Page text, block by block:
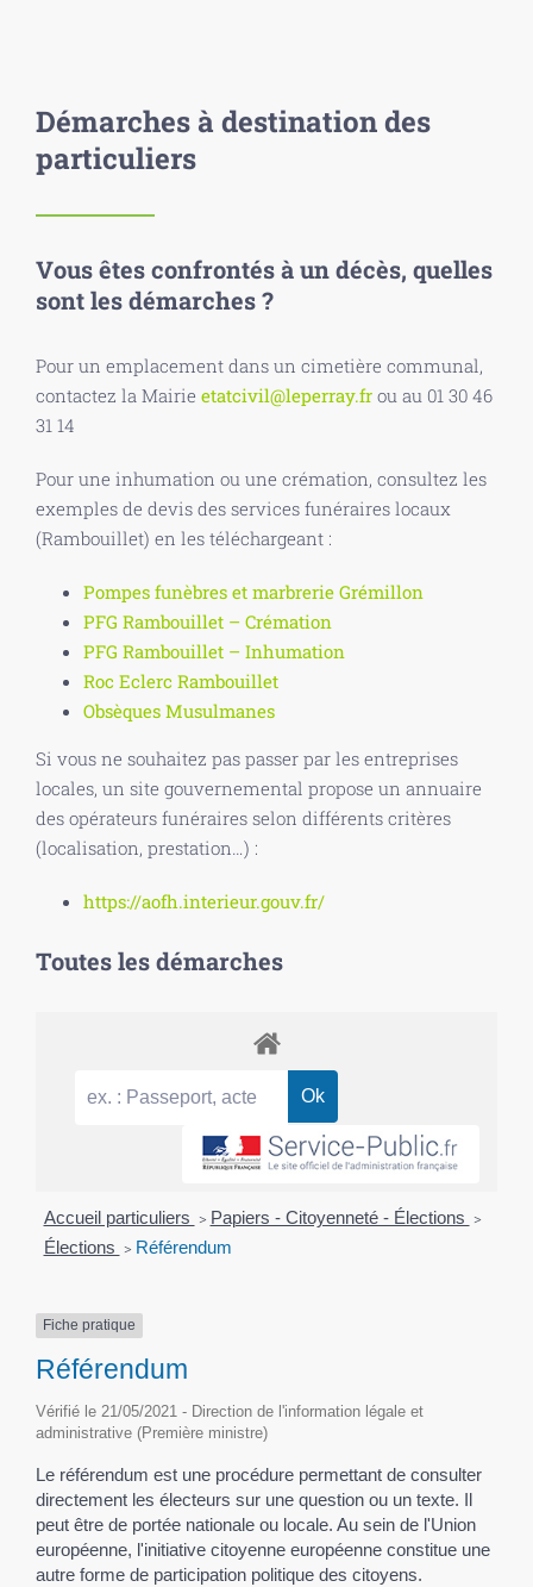
Démarches à destination des
particuliers
Vous êtes confrontés à un décès, quelles
sont les démarches ?
Pour un emplacement dans un cimetière communal,
contactez la Mairie etatcivil@leperray.fr ou au 01 30 46
31 14
Pour une inhumation ou une crémation, consultez les
exemples de devis des services funéraires locaux
(Rambouillet) en les téléchargeant :
Pompes funèbres et marbrerie Grémillon
PFG Rambouillet – Crémation
PFG Rambouillet – Inhumation
Roc Eclerc Rambouillet
Obsèques Musulmanes
Si vous ne souhaitez pas passer par les entreprises
locales, un site gouvernemental propose un annuaire
des opérateurs funéraires selon différents critères
(localisation, prestation…) :
https://aofh.interieur.gouv.fr/
Toutes les démarches
Accueil particuliers > Papiers - Citoyenneté - Élections >
Élections > Référendum
Fiche pratique
Référendum
Vérifié le 21/05/2021 - Direction de l'information légale et
administrative (Première ministre)
Le référendum est une procédure permettant de consulter
directement les électeurs sur une question ou un texte. Il
peut être de portée nationale ou locale. Au sein de l'Union
européenne, l'initiative citoyenne européenne constitue une
autre forme de participation politique des citoyens.